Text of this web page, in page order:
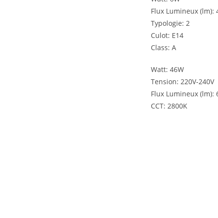
Flux Lumineux (lm):
Typologie: 2
Culot: E14
Class: A
Watt: 46W
Tension: 220V-240V
Flux Lumineux (lm):
CCT: 2800K